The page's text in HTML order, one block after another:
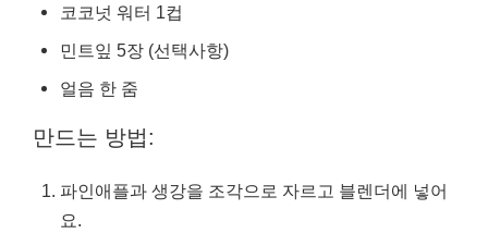
코코넛 워터 1컵
민트잎 5장 (선택사항)
얼음 한 줌
만드는 방법:
파인애플과 생강을 조각으로 자르고 블렌더에 넣어
요.